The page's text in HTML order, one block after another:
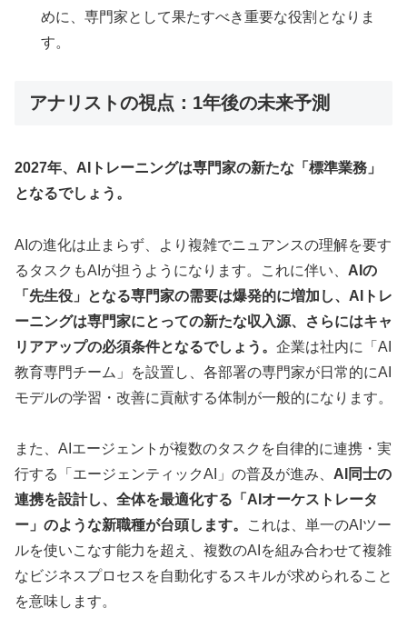
めに、専門家として果たすべき重要な役割となりま
す。
アナリストの視点：1年後の未来予測
2027年、AIトレーニングは専門家の新たな「標準業務」
となるでしょう。
AIの進化は止まらず、より複雑でニュアンスの理解を要す
るタスクもAIが担うようになります。これに伴い、 AIの
「先生役」となる専門家の需要は爆発的に増加し、AIトレ
ーニングは専門家にとっての新たな収入源、さらにはキャ
リアアップの必須条件となるでしょう。 企業は社内に「AI
教育専門チーム」を設置し、各部署の専門家が日常的にAI
モデルの学習・改善に貢献する体制が一般的になります。
また、AIエージェントが複数のタスクを自律的に連携・実
行する「エージェンティックAI」の普及が進み、 AI同士の
連携を設計し、全体を最適化する「AIオーケストレータ
ー」のような新職種が台頭します。
これは、単一のAIツー
ルを使いこなす能力を超え、複数のAIを組み合わせて複雑
なビジネスプロセスを自動化するスキルが求められること
を意味します。